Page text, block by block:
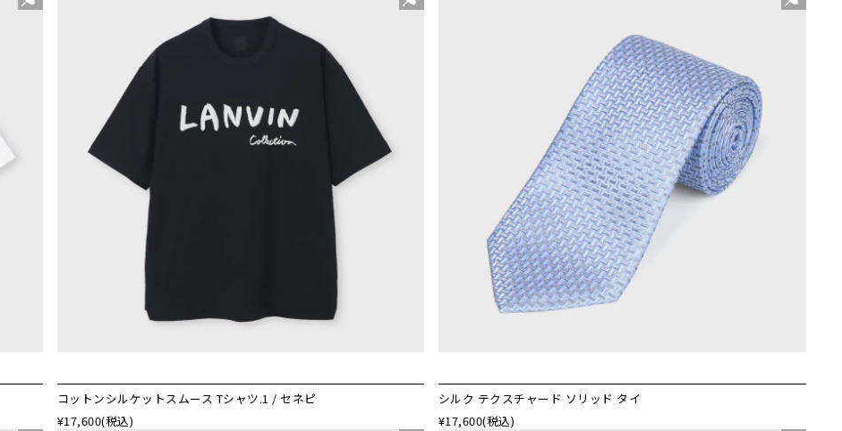
コットンシルケットスムース Tシャツ.1 / セネピ
¥17,600(税込)
シルク テクスチャード ソリッド タイ
¥17,600(税込)